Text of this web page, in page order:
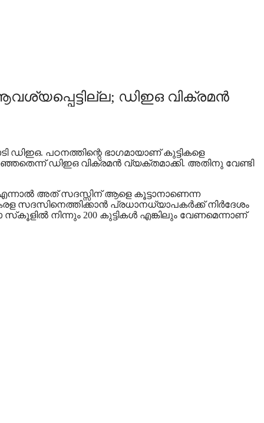
ഡിഇഒ വിക്രമന്‍
ഡിഇഒ. പഠനത്തിന്റെ ഭാഗമായാണ് കുട്ടികളെ
ഡിഇഒ വിക്രമന്‍ വ്യക്തമാക്കി. അതിനു വേണ്ടി
എന്നാല്‍ അത് സദസ്സിന് ആളെ കൂട്ടാനാണെന്ന
സദസിനെത്തിക്കാന്‍ പ്രധാനധ്യാപകര്‍ക്ക് നിര്‍ദേശം
നിന്നും 200 കുട്ടികള്‍ എങ്കിലും വേണമെന്നാണ്